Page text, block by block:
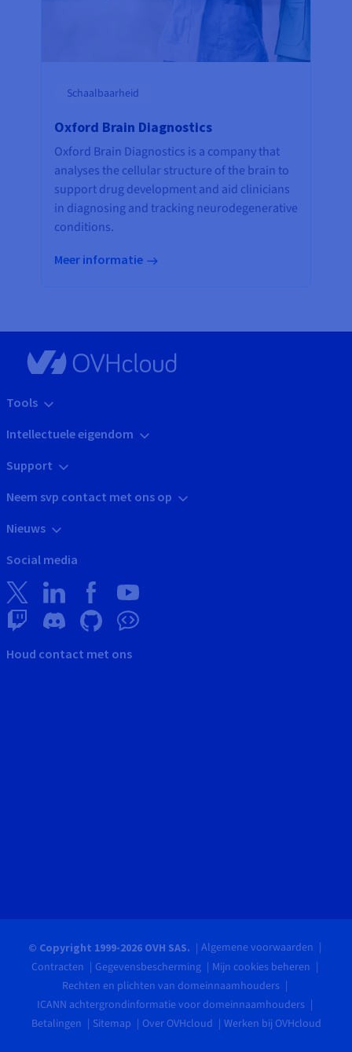
Schaalbaarheid
Oxford Brain Diagnostics
Oxford Brain Diagnostics is a company that
analyses the cellular structure of the brain to
support drug development and aid clinicians
in diagnosing and tracking neurodegenerative
conditions.
Meer informatie
Tools
Intellectuele eigendom
Support
Neem svp contact met ons op
Nieuws
Social media
Houd contact met ons
© Copyright 1999-2026 OVH SAS.
Algemene voorwaarden
Contracten
Gegevensbescherming
Mijn cookies beheren
Rechten en plichten van domeinnaamhouders
ICANN achtergrondinformatie voor domeinnaamhouders
Betalingen
Sitemap Over OVHcloud Werken bij OVHcloud